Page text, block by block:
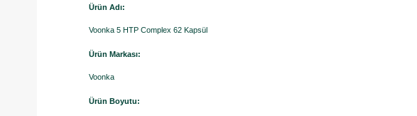
Ürün Adı:
Voonka 5 HTP Complex 62 Kapsül
Ürün Markası:
Voonka
Ürün Boyutu: